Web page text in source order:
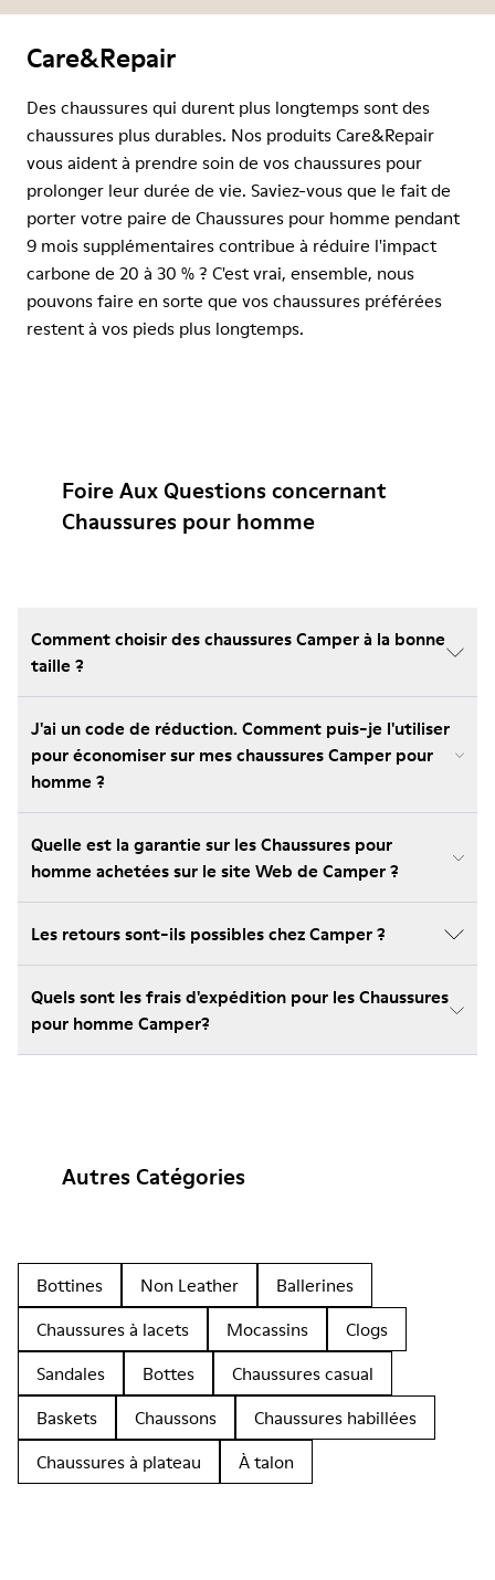
Care&Repair
Des chaussures qui durent plus longtemps sont des
chaussures plus durables. Nos produits Care&Repair
vous aident à prendre soin de vos chaussures pour
prolonger leur durée de vie. Saviez-vous que le fait de
porter votre paire de Chaussures pour homme pendant
9 mois supplémentaires contribue à réduire l'impact
carbone de 20 à 30 % ? C'est vrai, ensemble, nous
pouvons faire en sorte que vos chaussures préférées
restent à vos pieds plus longtemps.
Foire Aux Questions concernant
Chaussures pour homme
Comment choisir des chaussures Camper à la bonne
taille ?
J'ai un code de réduction. Comment puis-je l'utiliser
pour économiser sur mes chaussures Camper pour
homme ?
Quelle est la garantie sur les Chaussures pour
homme achetées sur le site Web de Camper ?
Les retours sont-ils possibles chez Camper ?
Quels sont les frais d'expédition pour les Chaussures
pour homme Camper?
Autres Catégories
Bottines Non Leather
Ballerines
Chaussures à lacets
Mocassins
Clogs
Sandales
Bottes
Chaussures casual
Baskets
Chaussons
Chaussures habillées
Chaussures à plateau
À talon